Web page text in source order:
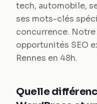
tech, automobile,
ses mots-clés
concurrence.
opportunités SEO
Rennes en 48h.
Quelle